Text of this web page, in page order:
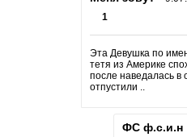
1
Эта Девушка по
тетя из Америке
после наведалась в
отпустили ..
ФС ф.с.и.н